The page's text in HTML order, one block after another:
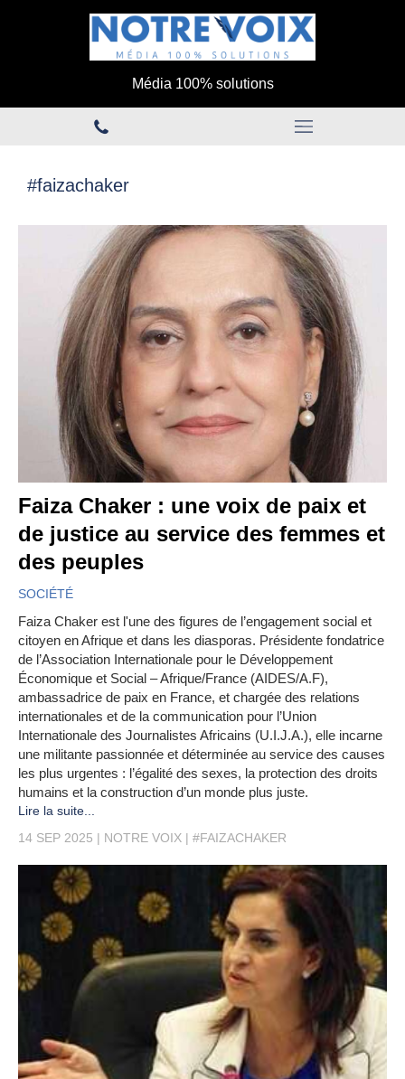
Média 100% solutions
#faizachaker
Faiza Chaker : une voix de paix et
de justice au service des femmes et
des peuples
SOCIÉTÉ
Faiza Chaker est l'une des figures de l’engagement social et
citoyen en Afrique et dans les diasporas. Présidente fondatrice
de l’Association Internationale pour le Développement
Économique et Social – Afrique/France (AIDES/A.F),
ambassadrice de paix en France, et chargée des relations
internationales et de la communication pour l’Union
Internationale des Journalistes Africains (U.I.J.A.), elle incarne
une militante passionnée et déterminée au service des causes
les plus urgentes : l’égalité des sexes, la protection des droits
humains et la construction d’un monde plus juste.
Lire la suite...
14 SEP 2025
NOTRE VOIX #FAIZACHAKER